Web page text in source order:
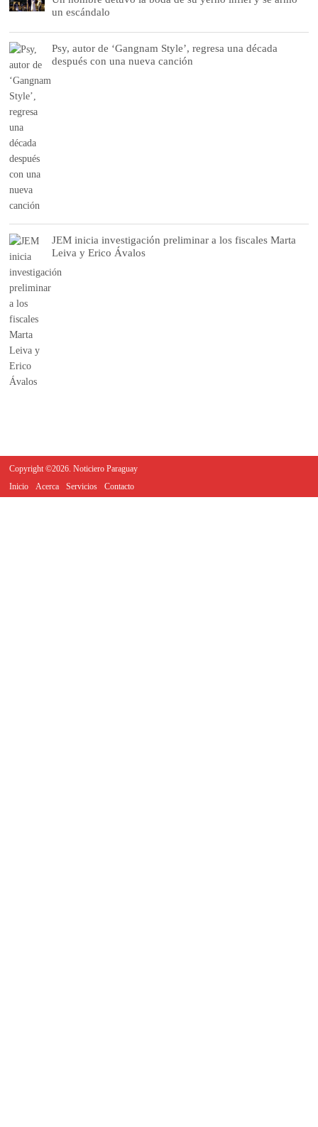
un escándalo
Psy, autor de ‘Gangnam Style’, regresa una década
después con una nueva canción
JEM inicia investigación preliminar a los fiscales Marta
Leiva y Erico Ávalos
Copyright ©2026. Noticiero Paraguay
Inicio
Acerca Servicios Contacto